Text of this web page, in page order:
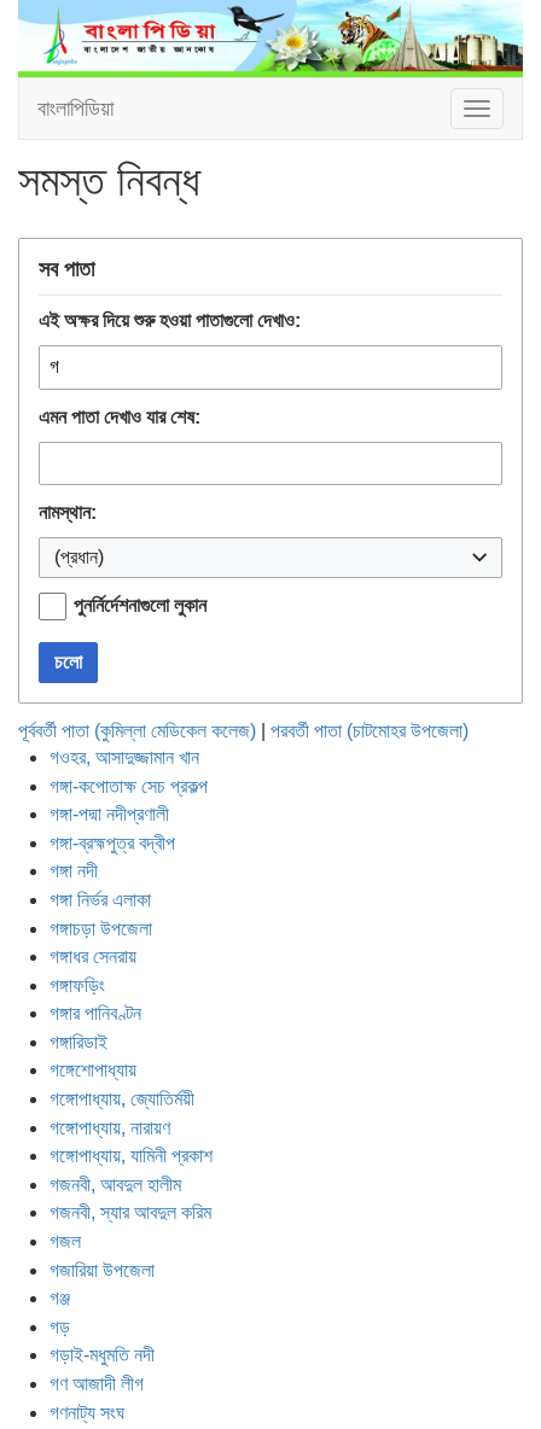
Toggle
বাংলাপিডিয়া
সমস্ত নিবন্ধ
সব পাতা
এই অক্ষর দিয়ে শুরু হওয়া পাতাগুলো দেখাও:
এমন পাতা দেখাও যার শেষ:
নামস্থান:
(প্রধান)
পুনর্নির্দেশনাগুলো লুকান
চলো
পূর্ববর্তী পাতা (কুমিল্লা মেডিকেল কলেজ)
পরবর্তী পাতা (চাটমোহর উপজেলা)
গওহর, আসাদুজ্জামান খান
গঙ্গা-কপোতাক্ষ সেচ প্রকল্প
গঙ্গা-পদ্মা নদীপ্রণালী
গঙ্গা-ব্রহ্মপুত্র বদ্বীপ
গঙ্গা নদী
গঙ্গা নির্ভর এলাকা
গঙ্গাচড়া উপজেলা
গঙ্গাধর সেনরায়
গঙ্গাফড়িং
গঙ্গার পানিবণ্টন
গঙ্গারিডাই
গঙ্গেশোপাধ্যায়
গঙ্গোপাধ্যায়, জ্যোতির্ময়ী
গঙ্গোপাধ্যায়, নারায়ণ
গঙ্গোপাধ্যায়, যামিনী প্রকাশ
গজনবী, আবদুল হালীম
গজনবী, স্যার আবদুল করিম
গজল
গজারিয়া উপজেলা
গঞ্জ
গড়
গড়াই-মধুমতি নদী
গণ আজাদী লীগ
গণনাট্য সংঘ